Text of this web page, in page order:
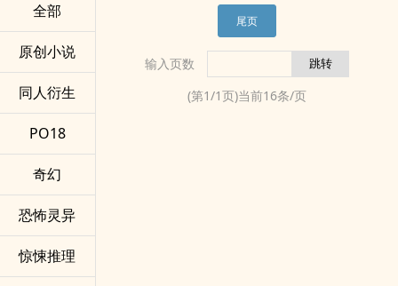
全部
原创小说
同人衍生
PO18
奇幻
恐怖灵异
惊悚推理
尾页
输入页数
(第1/1页)当前16条/页